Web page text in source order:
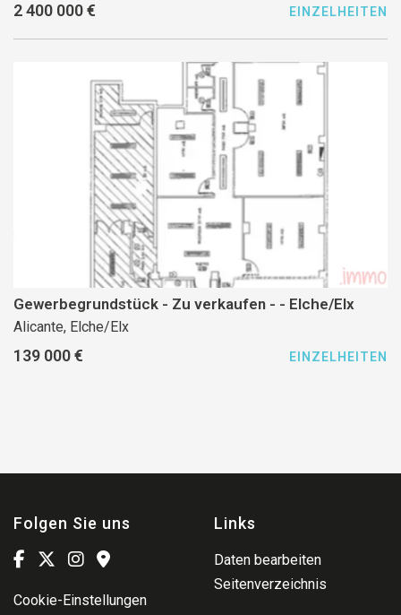
2 400 000 € EINZELHEITEN
Gewerbegrundstück - Zu verkaufen - - Elche/Elx
Alicante, Elche/Elx
139 000 € EINZELHEITEN
Folgen Sie uns
Cookie-Einstellungen
Links
Daten bearbeiten
Seitenverzeichnis